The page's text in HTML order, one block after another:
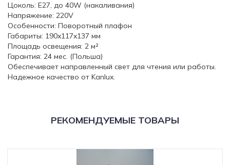
Цоколь: E27, до 40W (накаливания)
Напряжение: 220V
Особенности: Поворотный плафон
Габариты: 190x117x137 мм
Площадь освещения: 2 м²
Гарантия: 24 мес. (Польша)
Обеспечивает направленный свет для чтения или работы.
Надежное качество от Kanlux.
РЕКОМЕНДУЕМЫЕ ТОВАРЫ